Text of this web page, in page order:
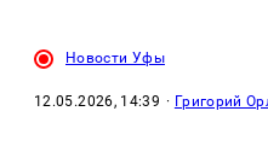
Новости Уфы
12.05.2026, 14:39 · Григорий